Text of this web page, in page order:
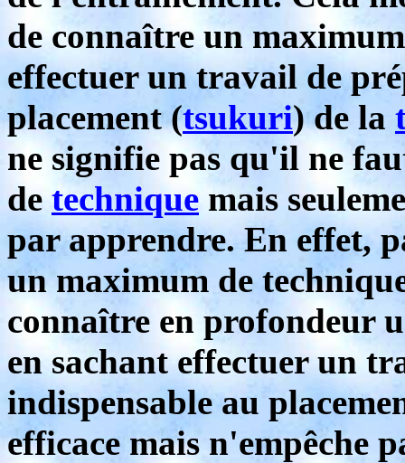
de connaître un
effectuer un travail de
placement (tsukuri) de la
ne signifie pas qu'il ne
detechnique mais
par apprendre. En effet,
un maximum de
connaître en profondeur
en sachant effectuer un
indispensable au
efficace mais n'empêche